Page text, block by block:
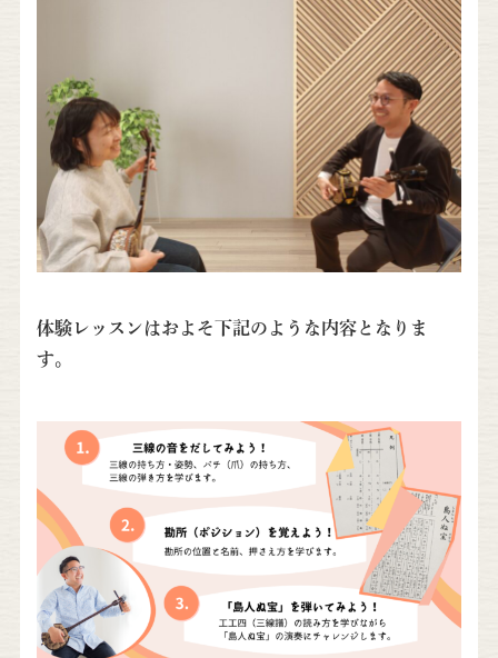
体験レッスンはおよそ下記のような内容となりま
す。